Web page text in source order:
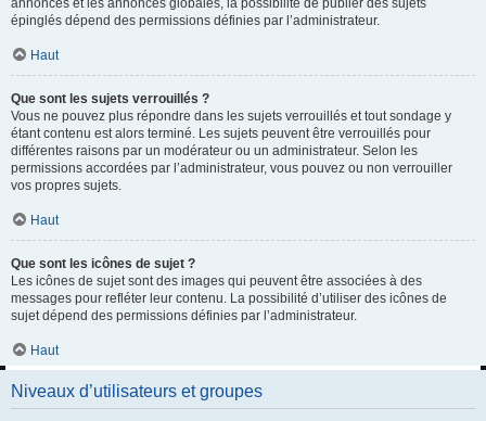
épinglés dépend des permissions définies par l’administrateur.
Haut
Que sont les sujets verrouillés ?
Vous ne pouvez plus répondre dans les sujets verrouillés et tout sondage y
étant contenu est alors terminé. Les sujets peuvent être verrouillés pour
différentes raisons par un modérateur ou un administrateur. Selon les
permissions accordées par l’administrateur, vous pouvez ou non verrouiller
vos propres sujets.
Haut
Que sont les icônes de sujet ?
Les icônes de sujet sont des images qui peuvent être associées à des
messages pour refléter leur contenu. La possibilité d’utiliser des icônes de
sujet dépend des permissions définies par l’administrateur.
Haut
Niveaux d’utilisateurs et groupes